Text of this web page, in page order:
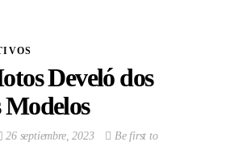
Develó dos
Modelos
26 septiembre, 2023
Be first to